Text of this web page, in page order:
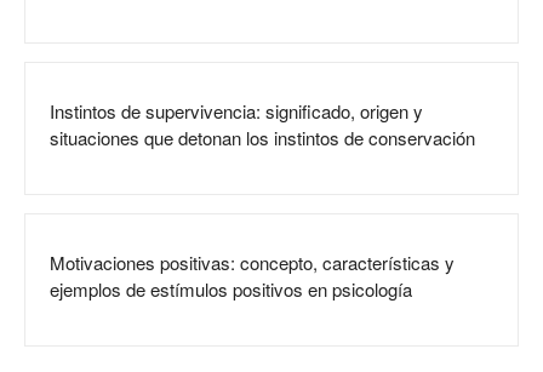
Instintos de supervivencia: significado, origen y
situaciones que detonan los instintos de conservación
Motivaciones positivas: concepto, características y
ejemplos de estímulos positivos en psicología